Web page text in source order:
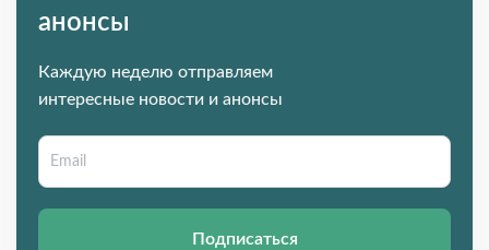
анонсы
Каждую неделю отправляем
интересные новости и анонсы
Подписаться